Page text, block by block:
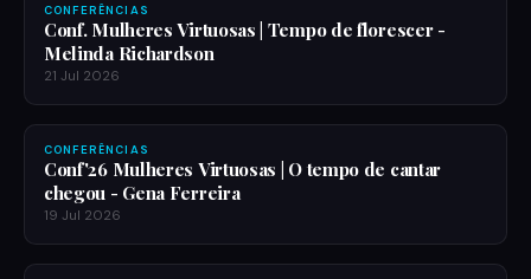
CONFERÊNCIAS
Conf. Mulheres Virtuosas | Tempo de florescer -
Melinda Richardson
21 Jul 2026
CONFERÊNCIAS
Conf'26 Mulheres Virtuosas | O tempo de cantar
chegou - Gena Ferreira
19 Jul 2026